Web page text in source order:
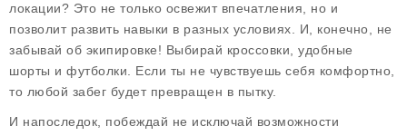
локации? Это не только освежит впечатления, но и
позволит развить навыки в разных условиях. И, конечно, не
забывай об экипировке! Выбирай кроссовки, удобные
шорты и футболки. Если ты не чувствуешь себя комфортно,
то любой забег будет превращен в пытку.
И напоследок, побеждай не исключай возможности